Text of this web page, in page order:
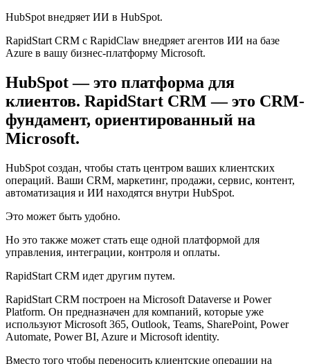
HubSpot внедряет ИИ в HubSpot.
RapidStart CRM с RapidClaw внедряет агентов ИИ на базе
Azure в вашу бизнес-платформу Microsoft.
HubSpot — это платформа для
клиентов. RapidStart CRM — это CRM-
фундамент, ориентированный на
Microsoft.
HubSpot создан, чтобы стать центром ваших клиентских
операций. Ваши CRM, маркетинг, продажи, сервис, контент,
автоматизация и ИИ находятся внутри HubSpot.
Это может быть удобно.
Но это также может стать еще одной платформой для
управления, интеграции, контроля и оплаты.
RapidStart CRM идет другим путем.
RapidStart CRM построен на Microsoft Dataverse и Power
Platform. Он предназначен для компаний, которые уже
используют Microsoft 365, Outlook, Teams, SharePoint, Power
Automate, Power BI, Azure и Microsoft identity.
Вместо того чтобы переносить клиентские операции на